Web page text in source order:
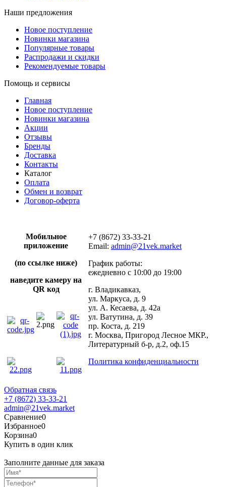
Наши предложения
Новое поступление
Новинки магазина
Популярные товары
Распродажи и скидки
Рекомендуемые товары
Помощь и сервисы
Главная
Новое поступление
Новинки магазина
Акции
Отзывы
Бренды
Доставка
Контакты
Каталог
Оплата
Обмен и возврат
Договор-оферта
Мобильное
приложение
(по ссылке ниже)
наведите камеру на
QR код
+7 (8672) 33-33-21
Email: admin@21vek.market
График работы:
ежедневно с 10:00 до 19:00
г. Владикавказ,
ул. Маркуса, д. 9
ул. А. Кесаева, д. 42а
ул. Ватутина, д. 39
пр. Коста, д. 219
г. Москва, Пригород Лесное МКР.,
Литературный б-р, д.2, оф.15
Политика конфиденциальности
Обратная связь
+7 (8672) 33-33-21
admin@21vek.market
Сравнение0
Избранное0
Корзина0
Купить в один клик
Заполните данные для заказа